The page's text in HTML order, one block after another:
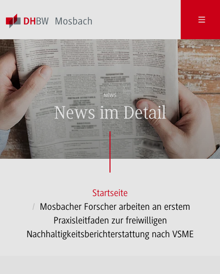
NEWS
News im Detail
Startseite
Mosbacher Forscher arbeiten an erstem
Praxisleitfaden zur freiwilligen
Nachhaltigkeitsberichterstattung nach VSME